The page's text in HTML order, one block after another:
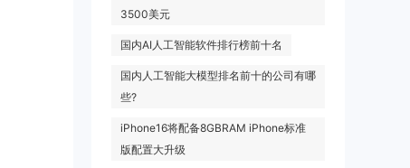
3500美元
国内AI人工智能软件排行榜前十名
国内人工智能大模型排名前十的公司有哪
些?
iPhone16将配备8GBRAM iPhone标准
版配置大升级